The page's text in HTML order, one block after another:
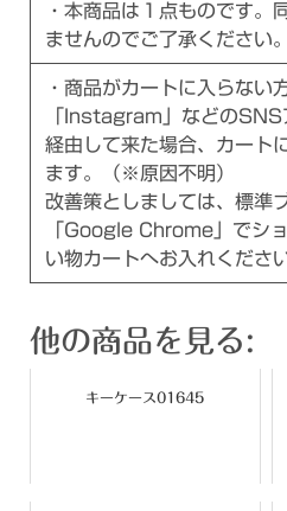
・本商品は１点ものです。
ませんのでご了承ください。
・商品がカートに入らない
「Instagram」などのSNS
経由して来た場合、カート
ます。（※原因不明）
改善策としましては、標準
「Google Chrome」でシ
い物カートへお入れください
他の商品を見る:
キーケース01645